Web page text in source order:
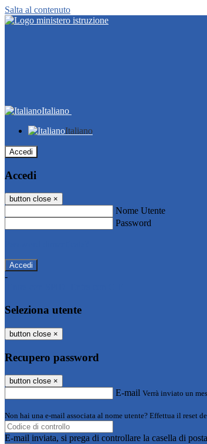
Salta al contenuto
Italiano
Italiano
Accedi
Accedi
button close ×
Nome Utente
Password
-
Seleziona utente
button close ×
Recupero password
button close ×
E-mail Verrà inviato un
Non hai una e-mail associata al nome utente? Effettua il reset
E-mail inviata, si prega di controllare la casella di